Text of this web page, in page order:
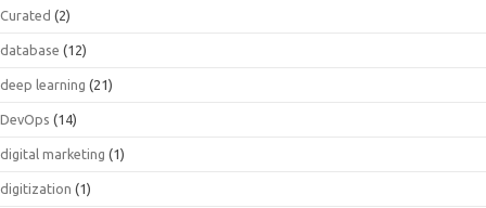
Curated (2)
database (12)
deep learning (21)
DevOps (14)
digital marketing (1)
digitization (1)